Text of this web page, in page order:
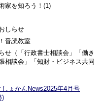
家を知ろう！(1)
しらせ
音読教室
せ（「行政書士相談会」「働き
相談会」「知財・ビジネス共同
しょかんNews2025年4月号